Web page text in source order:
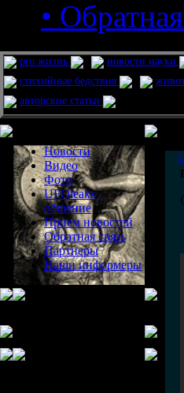
•
pro жизнь новости науки
стихийные бедствия
авторские статьи
Новости
Видео
Фото
UFOleaks -
общение
Прием новостей
Обратная связь
Партнеры
Наши информеры